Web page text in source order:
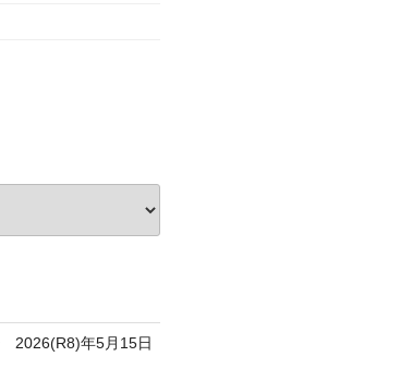
2026(R8)年5月15日